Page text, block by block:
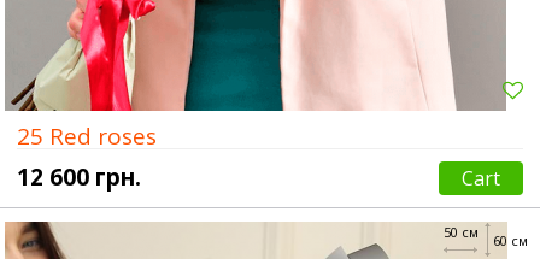
25 Red roses
12 600 грн.
Cart
60 см
50 см